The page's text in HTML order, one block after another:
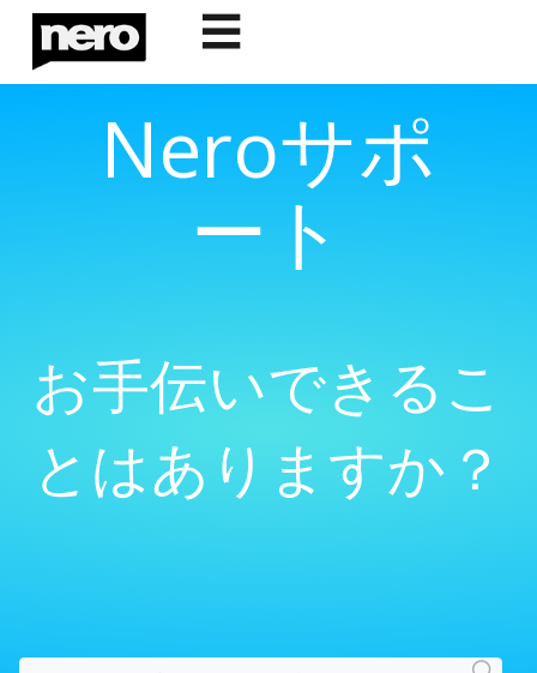
☰
Neroサポ
ート
お手伝いできるこ
とはありますか？